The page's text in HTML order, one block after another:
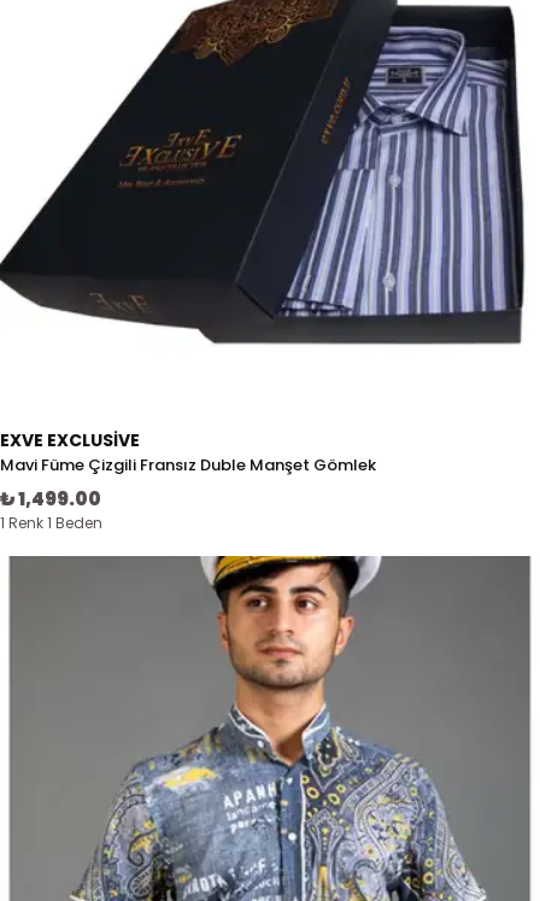
EXVE EXCLUSIVE
Mavi Füme Çizgili Fransız Duble Manşet Gömlek
₺ 1,499.00
1 Renk 1 Beden